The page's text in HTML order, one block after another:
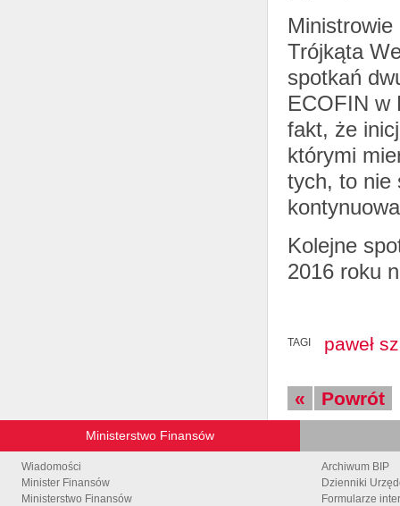
Trójkąta
spotkań
ECOFIN w
fakt, że
którymi
tych, to nie
Kolejne
2016 roku
TAGI paweł
« Powrót
Ministerstwo Finansów
Wiadomości
Minister Finansów
Ministerstwo Finansów
Archiwum BIP
Dzienniki
Formularze